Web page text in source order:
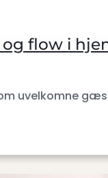
flow i
uvelkomne